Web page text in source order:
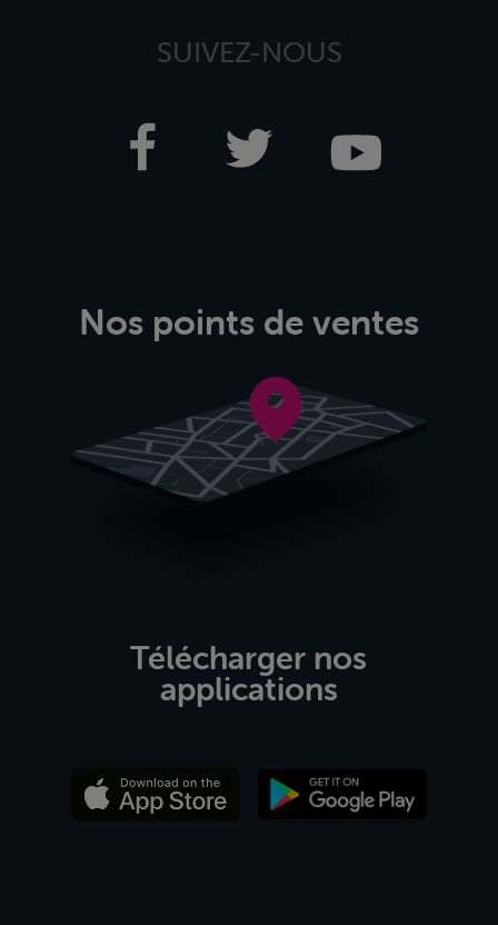
SUIVEZ-NOUS
Nos points de ventes
Télécharger nos
applications